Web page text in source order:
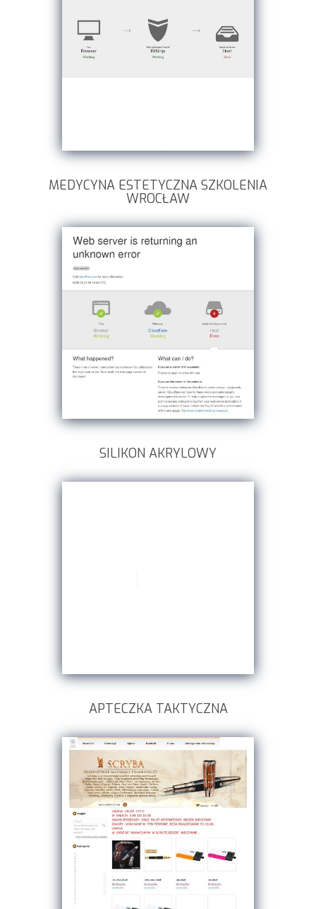
MEDYCYNA ESTETYCZNA SZKOLENIA
WROCŁAW
SILIKON AKRYLOWY
APTECZKA TAKTYCZNA